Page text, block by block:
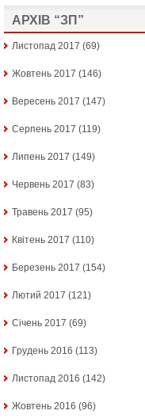
АРХІВ “ЗП”
Листопад 2017 (69)
Жовтень 2017 (146)
Вересень 2017 (147)
Серпень 2017 (119)
Липень 2017 (149)
Червень 2017 (83)
Травень 2017 (95)
Квітень 2017 (110)
Березень 2017 (154)
Лютий 2017 (121)
Січень 2017 (69)
Грудень 2016 (113)
Листопад 2016 (142)
Жовтень 2016 (96)